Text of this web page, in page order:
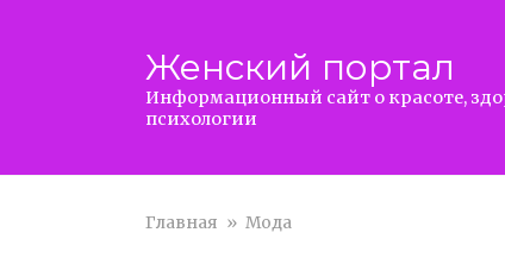
Женский портал
Информационный сайт о красоте,
психологии
Главная » Мода